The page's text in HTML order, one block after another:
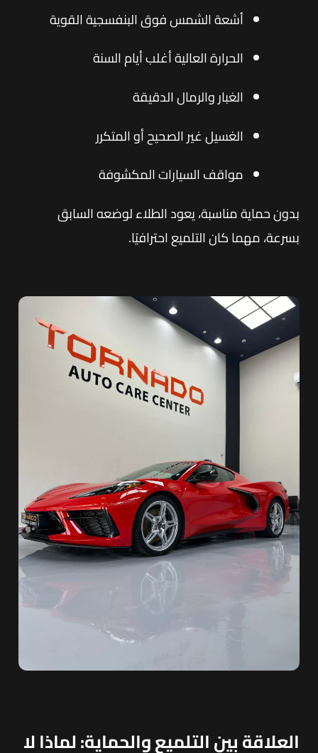
أشعة الشمس فوق البنفسجية القوية
الحرارة العالية أغلب أيام السنة
الغبار والرمال الدقيقة
الغسيل غير الصحيح أو المتكرر
مواقف السيارات المكشوفة
بدون حماية مناسبة، يعود الطلاء لوضعه السابق
بسرعة، مهما كان التلميع احترافيًا.
العلاقة بين التلميع والحماية: لماذا لا